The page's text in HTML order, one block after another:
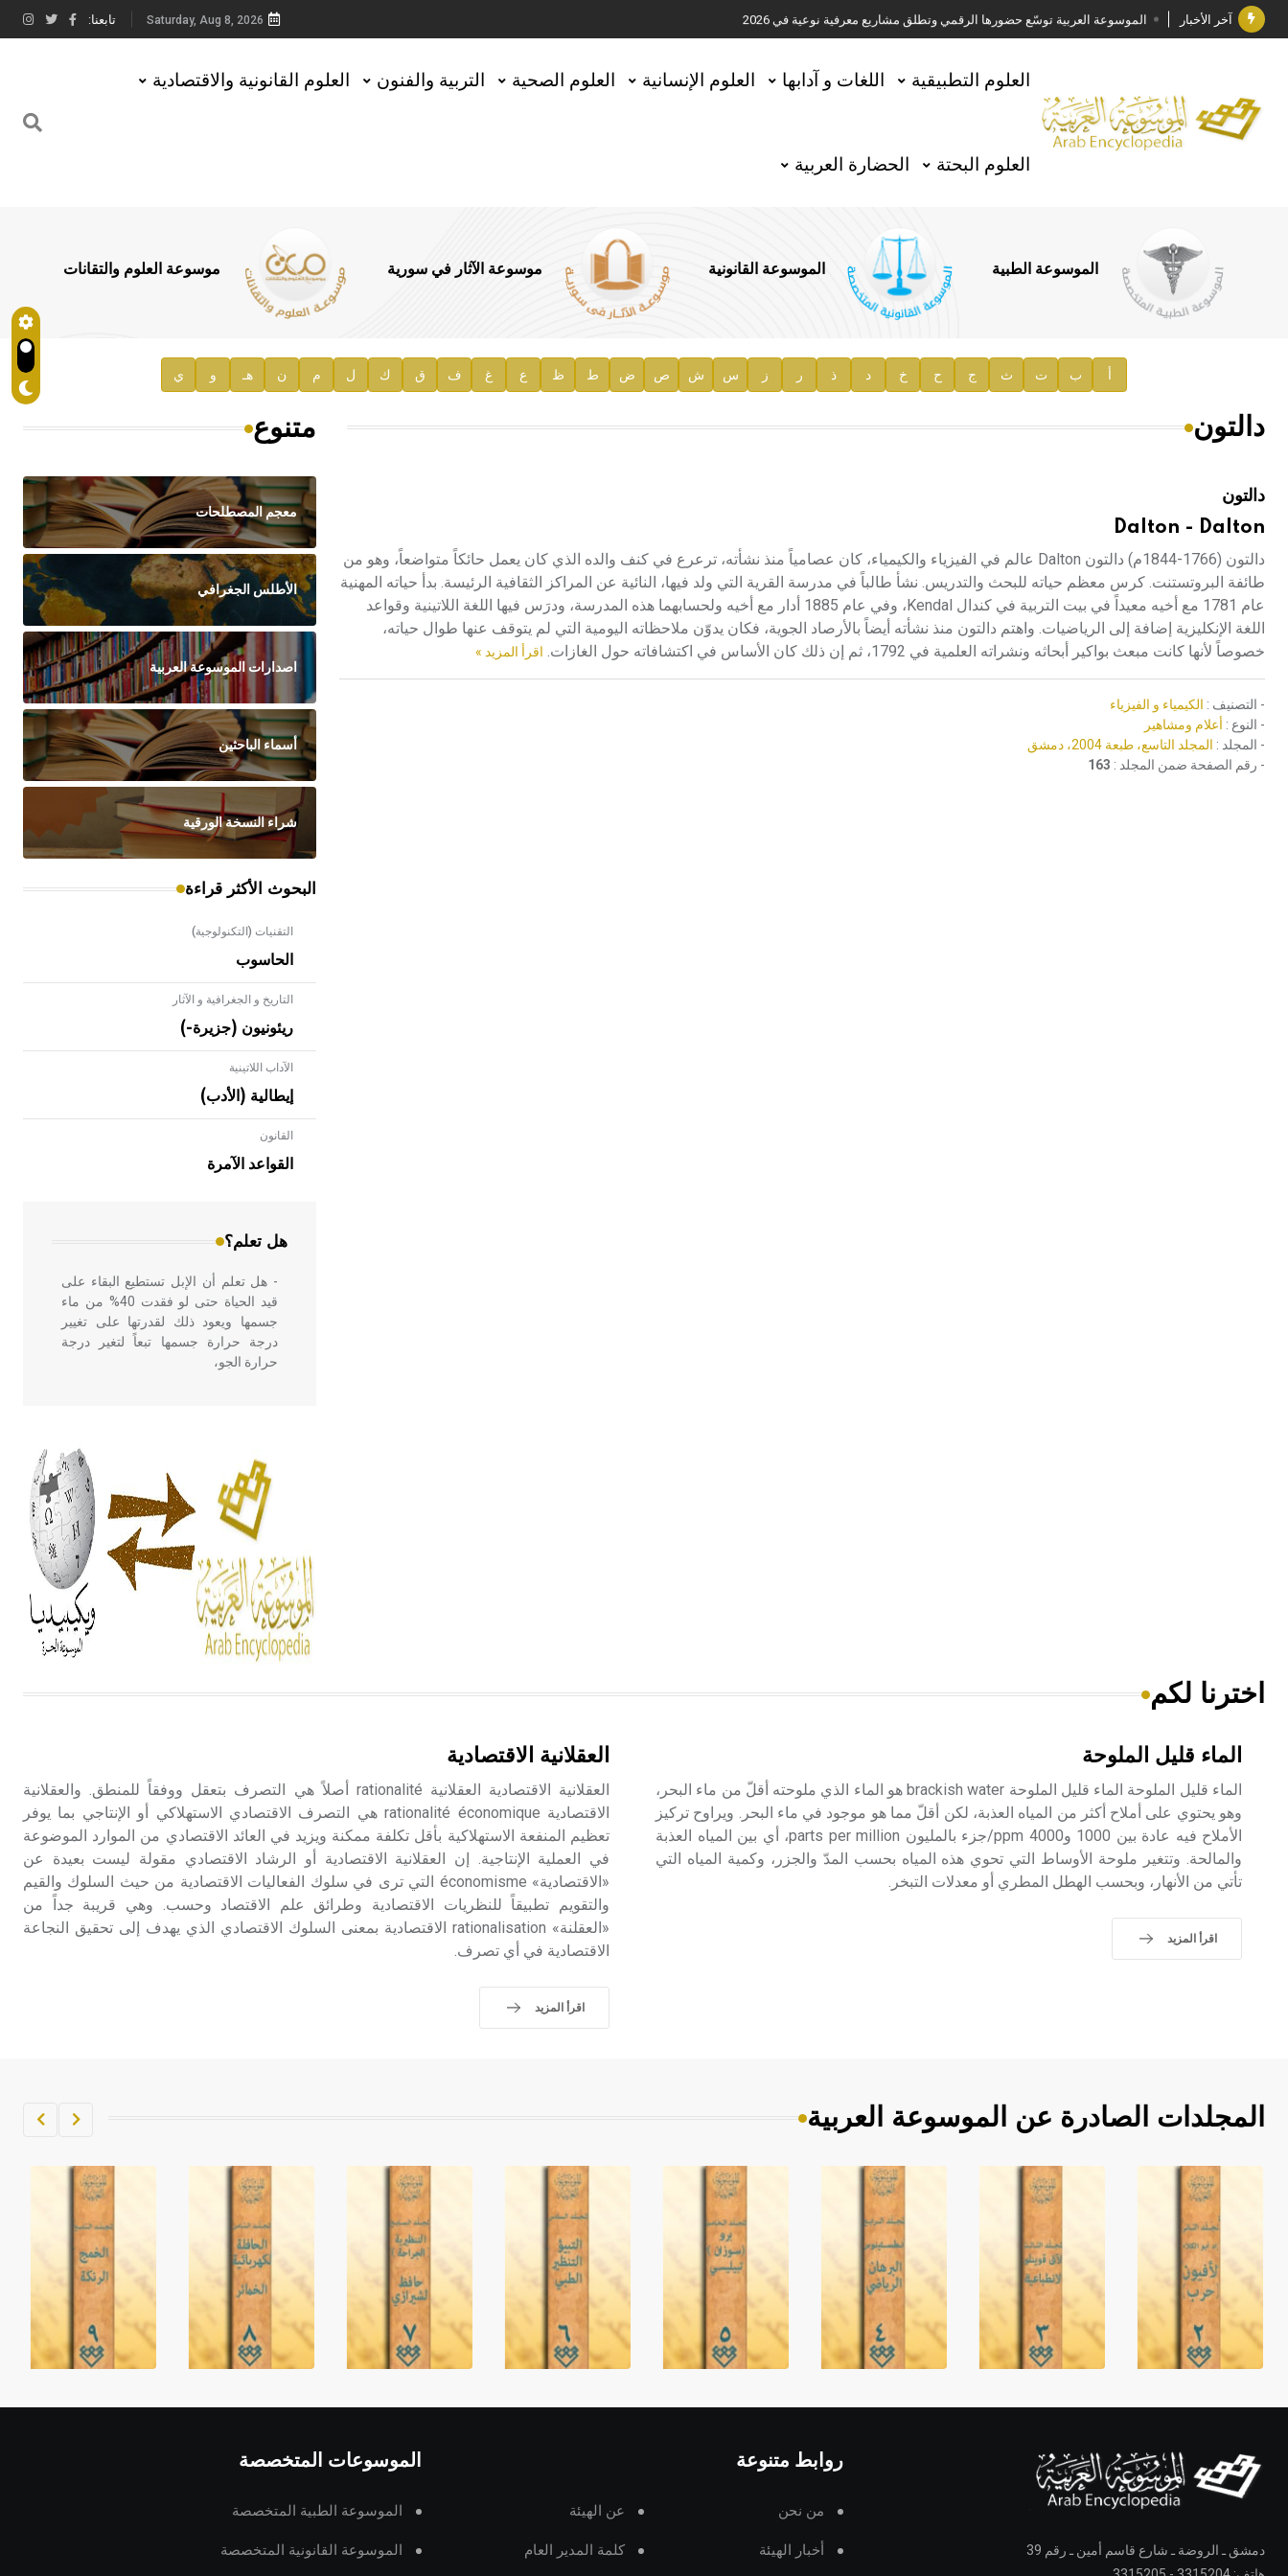
آخر الأخبار الموسوعة العربية توسّع حضورها الرقمي وتطلق مشاريع معرفية نوعية في 2026
جائزة مجمع الملك سلمان العالمي للغة العربية 2025
الأستاذ إياد خالد الطباع مدير عام لهيئة الموسوعة العربية
السيد محمد ياسين صالح وزيرا للثقافة
توصيات مجلس الإدارة
صدور المجلد السابع من موسوعة الآثار في سورية
إعلان..
Saturday, Aug 8, 2026 تابعنا:
العلوم التطبيقية اللغات و آدابها العلوم الإنسانية العلوم الصحية التربية والفنون العلوم القانونية والاقتصادية
العلوم البحتة الحضارة العربية
الموسوعة الطبية الموسوعة القانونية موسوعة الآثار في سورية موسوعة العلوم والتقانات
أ ب ت ث ج ح خ د ذ ر ز س ش ص ض ط ظ ع غ ف ق ك ل م ن هـ و ي
دالتون
دالتون
Dalton - Dalton
دالتون (1766-1844م) دالتون Dalton عالم في الفيزياء والكيمياء، كان عصامياً منذ نشأته، ترعرع في كنف والده الذي كان يعمل حائكاً متواضعاً، وهو من
طائفة البروتستنت. كرس معظم حياته للبحث والتدريس. نشأ طالباً في مدرسة القرية التي ولد فيها، النائية عن المراكز الثقافية الرئيسة. بدأ حياته المهنية
عام 1781 مع أخيه معيداً في بيت التربية في كندال Kendal، وفي عام 1885 أدار مع أخيه ولحسابهما هذه المدرسة، ودرَس فيها اللغة اللاتينية وقواعد
اللغة الإنكليزية إضافة إلى الرياضيات. واهتم دالتون منذ نشأته أيضاً بالأرصاد الجوية، فكان يدوّن ملاحظاته اليومية التي لم يتوقف عنها طوال حياته،
خصوصاً لأنها كانت مبعث بواكير أبحاثه ونشراته العلمية في 1792، ثم إن ذلك كان الأساس في اكتشافاته حول الغازات.
اقرأ المزيد »
- التصنيف : الكيمياء و الفيزياء
- النوع : أعلام ومشاهير
- المجلد : المجلد التاسع، طبعة 2004، دمشق
- رقم الصفحة ضمن المجلد : 163
متنوع
معجم المصطلحات
الأطلس الجغرافي
اصدارات الموسوعة العربية
أسماء الباحثين
شراء النسخة الورقية
البحوث الأكثر قراءة
التقنيات (التكنولوجية)
الحاسوب
التاريخ و الجغرافية و الآثار
ريئونيون (جزيرة-)
الآداب اللاتينية
إيطالية (الأدب)
القانون
القواعد الآمرة
هل تعلم؟
- هل تعلم أن الأبلق نوع من الفنون
الهندسية التي ارتبطت بالعمارة الإسلامية
في بلاد الشام ومصر خاصة، حيث يحرص
- هل تعلم أن الإبل تستطيع البقاء على
قيد الحياة حتى لو فقدت 40% من ماء
جسمها ويعود ذلك لقدرتها على تغيير
درجة حرارة جسمها تبعاً لتغير درجة
حرارة الجو،
أربعة مؤلفات هي: الحكم، الأدلة، تنظيم
التغذية، ورسالته في جروح الرأس.
ويعود له الفضل بأنه حرر الطب من
الدين والفلسفة.
- هل تعلم أن المرجان إفراز حيواني
يتكون في البحر ويتركب من مادة
كربونات الكلسيوم، وهو أحمر أو شديد
الحمرة وهو أجود أنواعه، ويمتاز بكبر
الحجم ويسمى الش
الإنكليزية أب
- هل تعلم أن أبجر Abgar اسم معروف
جيداً يعود إلى عدد من الملوك الذين
حكموا مدينة إديسا (الرها) من أبجر الأول
وحتى التاسع، وهم ينتسبون إلى أسرة
أوسروين
اخترنا لكم
الماء قليل الملوحة
الماء قليل الملوحة الماء قليل الملوحة brackish water هو الماء الذي ملوحته أقلّ من ماء البحر،
وهو يحتوي على أملاح أكثر من المياه العذبة، لكن أقلّ مما هو موجود في ماء البحر. ويراوح تركيز
الأملاح فيه عادة بين 1000 و4000 ppm/جزء بالمليون parts per million، أي بين المياه العذبة
والمالحة. وتتغير ملوحة الأوساط التي تحوي هذه المياه بحسب المدّ والجزر، وكمية المياه التي
تأتي من الأنهار، وبحسب الهطل المطري أو معدلات التبخر.
اقرأ المزيد
العقلانية الاقتصادية
العقلانية الاقتصادية العقلانية rationalité أصلاً هي التصرف بتعقل ووفقاً للمنطق. والعقلانية
الاقتصادية rationalité économique هي التصرف الاقتصادي الاستهلاكي أو الإنتاجي بما يوفر
تعظيم المنفعة الاستهلاكية بأقل تكلفة ممكنة ويزيد في العائد الاقتصادي من الموارد الموضوعة
في العملية الإنتاجية. إن العقلانية الاقتصادية أو الرشاد الاقتصادي مقولة ليست بعيدة عن
«الاقتصادية» économisme التي ترى في سلوك الفعاليات الاقتصادية من حيث السلوك والقيم
والتقويم تطبيقاً للنظريات الاقتصادية وطرائق علم الاقتصاد وحسب. وهي قريبة جداً من
«العقلنة» rationalisation الاقتصادية بمعنى السلوك الاقتصادي الذي يهدف إلى تحقيق النجاعة
الاقتصادية في أي تصرف.
اقرأ المزيد
المجلدات الصادرة عن الموسوعة العربية
دمشق ـ الروضة ـ شارع قاسم أمين ـ رقم 39
روابط متنوعة
من نحن عن الهيئة
أخبار الهيئة كلمة المدير العام
الموسوعات المتخصصة
الموسوعة الطبية المتخصصة
الموسوعة القانونية المتخصصة